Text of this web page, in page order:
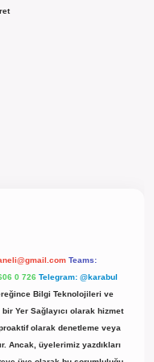
Teams:
0 726 Telegram: @karabul
Bilgi Teknolojileri ve
Yer Sağlayıcı olarak hizmet
olarak denetleme veya
Ancak, üyelerimiz yazdıkları